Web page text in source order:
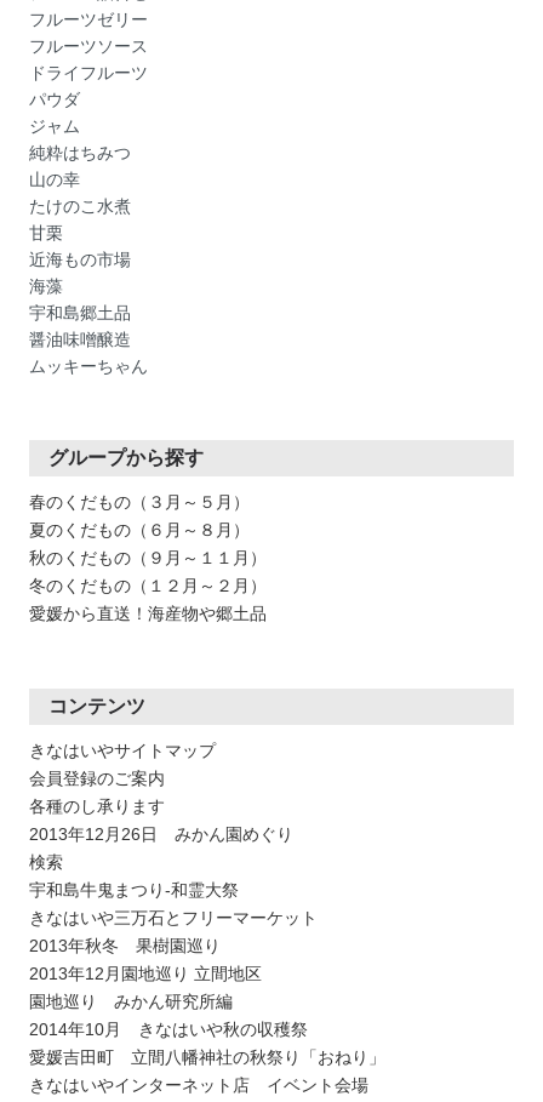
フルーツゼリー
フルーツソース
ドライフルーツ
パウダ
ジャム
純粋はちみつ
山の幸
たけのこ水煮
甘栗
近海もの市場
海藻
宇和島郷土品
醤油味噌醸造
ムッキーちゃん
グループから探す
春のくだもの（３月～５月）
夏のくだもの（６月～８月）
秋のくだもの（９月～１１月）
冬のくだもの（１２月～２月）
愛媛から直送！海産物や郷土品
コンテンツ
きなはいやサイトマップ
会員登録のご案内
各種のし承ります
2013年12月26日 みかん園めぐり
検索
宇和島牛鬼まつり-和霊大祭
きなはいや三万石とフリーマーケット
2013年秋冬 果樹園巡り
2013年12月園地巡り 立間地区
園地巡り みかん研究所編
2014年10月 きなはいや秋の収穫祭
愛媛吉田町 立間八幡神社の秋祭り「おねり」
きなはいやインターネット店 イベント会場